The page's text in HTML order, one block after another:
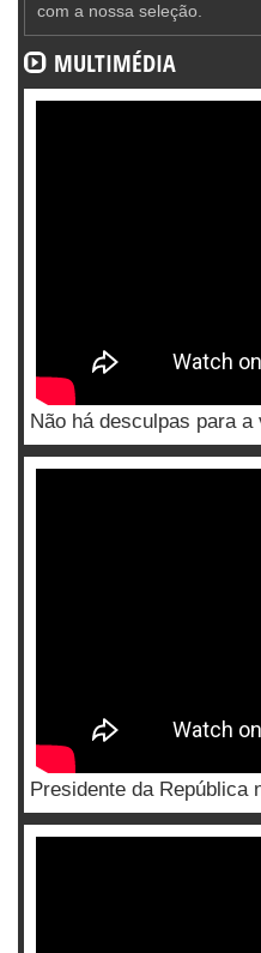
com a nossa seleção.
MULTIMÉDIA
Não há desculpas para
Presidente da República